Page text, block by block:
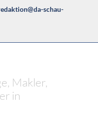
schau-
Makler,
in